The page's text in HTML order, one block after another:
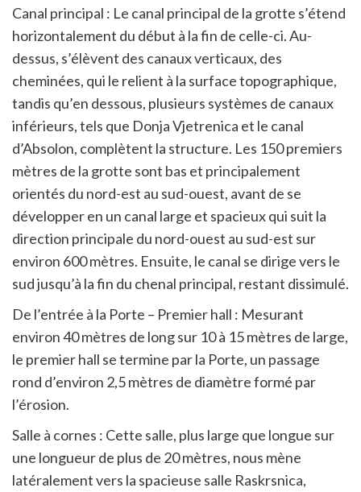
Canal principal : Le canal principal de la grotte s’étend
horizontalement du début à la fin de celle-ci. Au-
dessus, s’élèvent des canaux verticaux, des
cheminées, qui le relient à la surface topographique,
tandis qu’en dessous, plusieurs systèmes de canaux
inférieurs, tels que Donja Vjetrenica et le canal
d’Absolon, complètent la structure. Les 150 premiers
mètres de la grotte sont bas et principalement
orientés du nord-est au sud-ouest, avant de se
développer en un canal large et spacieux qui suit la
direction principale du nord-ouest au sud-est sur
environ 600 mètres. Ensuite, le canal se dirige vers le
sud jusqu’à la fin du chenal principal, restant dissimulé.
De l’entrée à la Porte – Premier hall : Mesurant
environ 40 mètres de long sur 10 à 15 mètres de large,
le premier hall se termine par la Porte, un passage
rond d’environ 2,5 mètres de diamètre formé par
l’érosion.
Salle à cornes : Cette salle, plus large que longue sur
une longueur de plus de 20 mètres, nous mène
latéralement vers la spacieuse salle Raskrsnica,